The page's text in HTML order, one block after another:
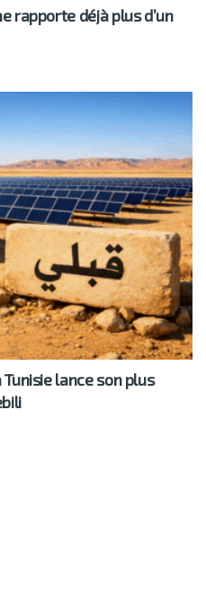
rapporte déjà plus d’un
lance son plus